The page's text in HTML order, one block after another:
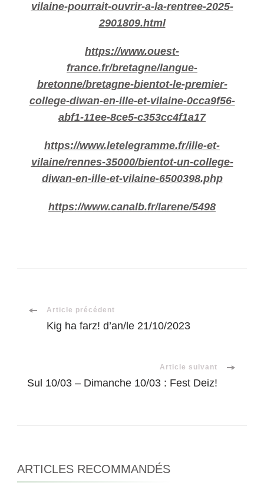
vilaine-pourrait-ouvrir-a-la-rentree-2025-
2901809.html
https://www.ouest-
france.fr/bretagne/langue-
bretonne/bretagne-bientot-le-premier-
college-diwan-en-ille-et-vilaine-0cca9f56-
abf1-11ee-8ce5-c353cc4f1a17
https://www.letelegramme.fr/ille-et-
vilaine/rennes-35000/bientot-un-college-
diwan-en-ille-et-vilaine-6500398.php
https://www.canalb.fr/larene/5498
Navigation
Article précédent
Kig ha farz! d’an/le 21/10/2023
Article suivant
Sul 10/03 – Dimanche 10/03 : Fest Deiz!
ARTICLES RECOMMANDÉS